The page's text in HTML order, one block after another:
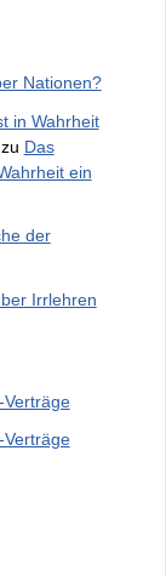
Nationen?
in Wahrheit
zu Das
ein
der
Irrlehren